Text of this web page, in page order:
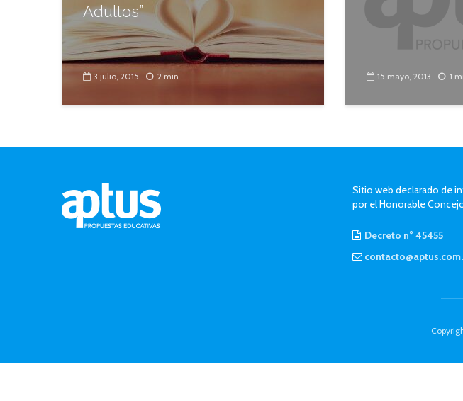
Adultos”
3 julio, 2015 2 min. 15 mayo, 2013 1
Sitio web declarado de
por el Honorable
Decreto n° 45455